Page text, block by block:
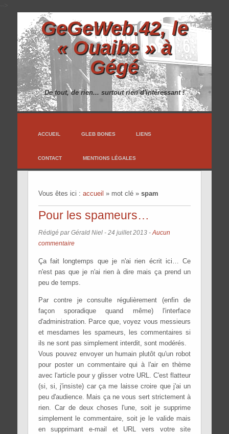
GeGeWeb.42, le
« Ouaibe » à
Gégé
De tout, de rien... surtout rien d'intéressant !
ACCUEIL GLEB BONES LIENS
CONTACT MENTIONS LÉGALES
Vous êtes ici : accueil » mot clé» spam
Pour les spameurs…
Rédigé par Gérald Niel - 24 juillet 2013-Aucun
commentaire
Ça fait longtemps que je n'ai rien écrit ici… Ce
n'est pas que je n'ai rien à dire mais ça prend un
peu de temps.
Par contre je consulte régulièrement (enfin de
façon sporadique quand même) l'interface
d'administration. Parce que, voyez vous messieurs
et mesdames les spameurs, les commentaires si
ils ne sont pas simplement interdit, sont modérés.
Vous pouvez envoyer un humain plutôt qu'un robot
pour poster un commentaire qui à l'air en thème
avec l'article pour y glisser votre URL. C'est flatteur
(si, si, j'insiste) car ça me laisse croire que j'ai un
peu d'audience. Mais ça ne vous sert strictement à
rien. Car de deux choses l'une, soit je supprime
simplement le commentaire, soit je le valide mais
en supprimant e-mail et URL vers votre site